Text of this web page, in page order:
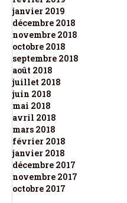
janvier 2019
décembre 2018
novembre 2018
octobre 2018
septembre 2018
août 2018
juillet 2018
juin 2018
mai 2018
avril 2018
mars 2018
février 2018
janvier 2018
décembre 2017
novembre 2017
octobre 2017